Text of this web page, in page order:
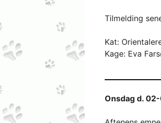
Tilmelding
Kat:
Kage: Eva
Onsdag d.